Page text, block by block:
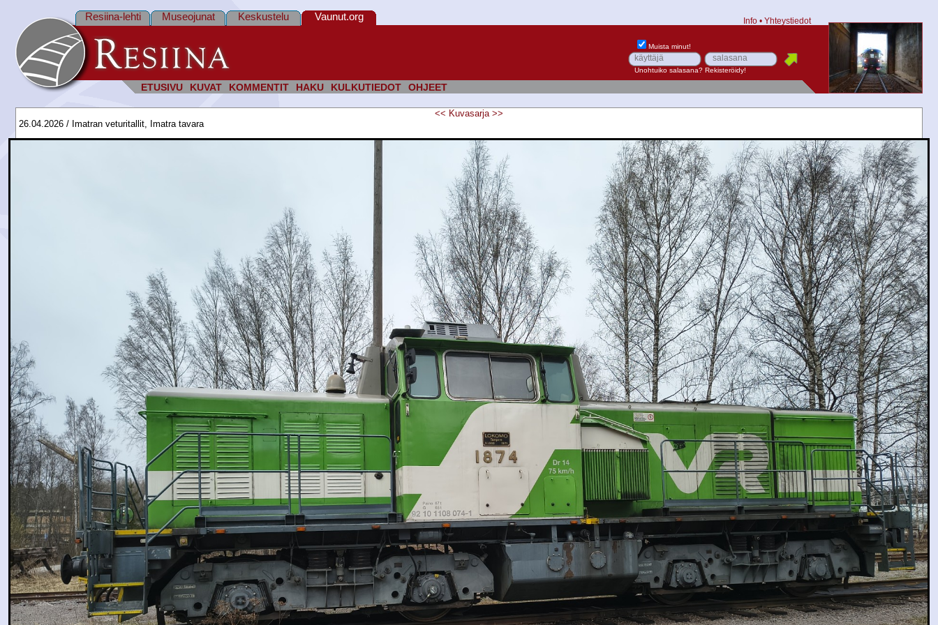
ETUSIVU KUVAT KOMMENTIT HAKU KULKUTIEDOT OHJEET
Resiina-lehti Museojunat Keskustelu Vaunut.org Info • Yhteystiedot
Muista minut!
Unohtuiko salasana? Rekisteröidy!
<< Kuvasarja >>
26.04.2026 / Imatran veturitallit, Imatra tavara